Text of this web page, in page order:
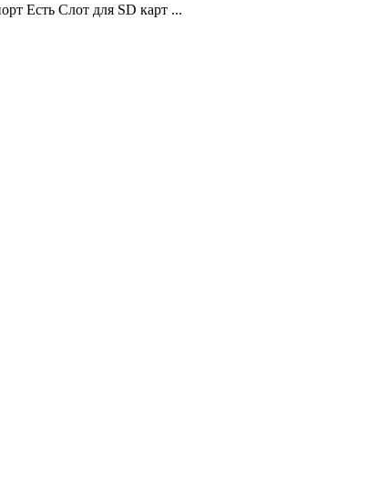
Есть Слот для SD карт ...